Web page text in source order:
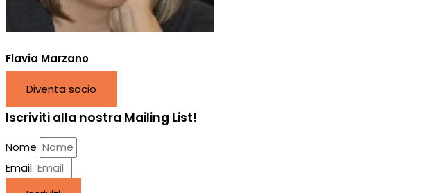
Flavia Marzano
Diventa socio
Iscriviti alla nostra Mailing List!
Nome
Email